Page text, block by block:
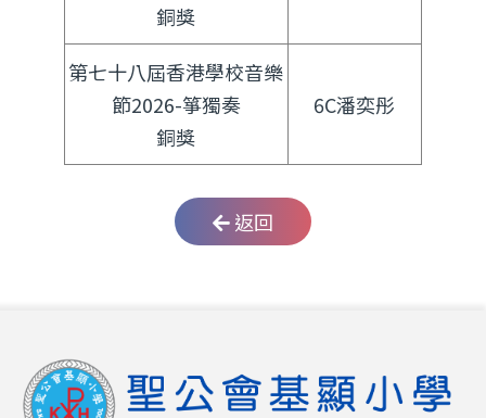
銅獎
第七十八屆香港學校音樂
節2026-箏獨奏
銅獎
6C潘奕彤
返回